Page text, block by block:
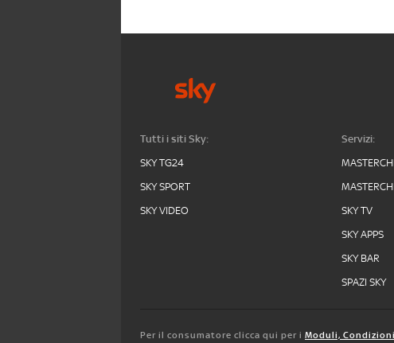
Tutti i siti Sky:
SKY TG24
SKY SPORT
SKY VIDEO
Servizi:
SKY TV
SKY APPS
SKY BAR
SPAZI SKY
Per il consumatore clicca qui per i Moduli,